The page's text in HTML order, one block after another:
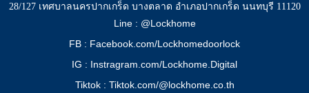
28/127 เทศบาลนครปากเกร็ด บางตลาด อำเภอปากเกร็ด นนทบุรี 11120
Line : @Lockhome
FB : Facebook.com/Lockhomedoorlock
IG : Instragram.com/Lockhome.Digital
Tiktok : Tiktok.com/@lockhome.co.th